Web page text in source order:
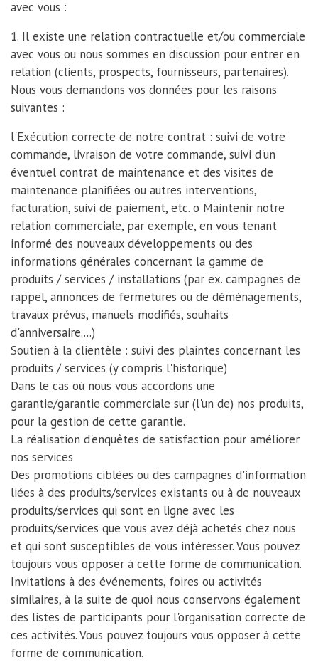
avec vous :
1. Il existe une relation contractuelle et/ou commerciale
avec vous ou nous sommes en discussion pour entrer en
relation (clients, prospects, fournisseurs, partenaires).
Nous vous demandons vos données pour les raisons
suivantes :
l'Exécution correcte de notre contrat : suivi de votre
commande, livraison de votre commande, suivi d'un
éventuel contrat de maintenance et des visites de
maintenance planifiées ou autres interventions,
facturation, suivi de paiement, etc. o Maintenir notre
relation commerciale, par exemple, en vous tenant
informé des nouveaux développements ou des
informations générales concernant la gamme de
produits / services / installations (par ex. campagnes de
rappel, annonces de fermetures ou de déménagements,
travaux prévus, manuels modifiés, souhaits
d'anniversaire....)
Soutien à la clientèle : suivi des plaintes concernant les
produits / services (y compris l'historique)
Dans le cas où nous vous accordons une
garantie/garantie commerciale sur (l'un de) nos produits,
pour la gestion de cette garantie.
La réalisation d'enquêtes de satisfaction pour améliorer
nos services
Des promotions ciblées ou des campagnes d'information
liées à des produits/services existants ou à de nouveaux
produits/services qui sont en ligne avec les
produits/services que vous avez déjà achetés chez nous
et qui sont susceptibles de vous intéresser. Vous pouvez
toujours vous opposer à cette forme de communication.
Invitations à des événements, foires ou activités
similaires, à la suite de quoi nous conservons également
des listes de participants pour l'organisation correcte de
ces activités. Vous pouvez toujours vous opposer à cette
forme de communication.